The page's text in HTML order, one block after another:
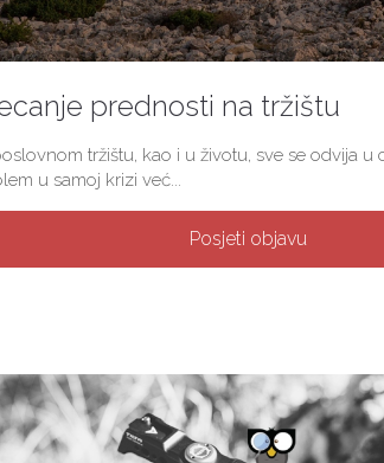
prednosti na tržištu
tržištu, kao i u životu, sve se odvija u
u samoj krizi već...
Posjeti objavu